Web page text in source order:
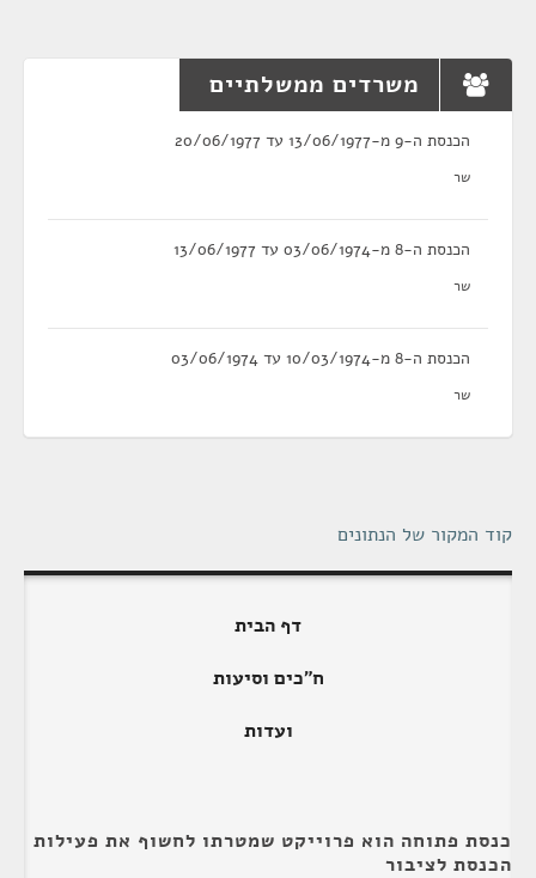
משרדים ממשלתיים
הכנסת ה-9 מ-13/06/1977 עד 20/06/1977
שר
הכנסת ה-8 מ-03/06/1974 עד 13/06/1977
שר
הכנסת ה-8 מ-10/03/1974 עד 03/06/1974
שר
קוד המקור של הנתונים
דף הבית
ח"כים וסיעות
ועדות
כנסת פתוחה הוא פרוייקט שמטרתו לחשוף את פעילות
הכנסת לציבור